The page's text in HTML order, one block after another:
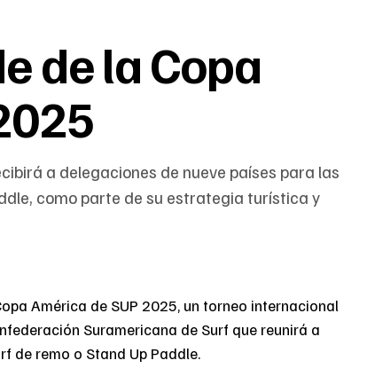
de la Copa
a delegaciones de nueve países para las
como parte de su estrategia turística y
América de SUP 2025, un torneo internacional
Suramericana de Surf que reunirá a
de remo o Stand Up Paddle.